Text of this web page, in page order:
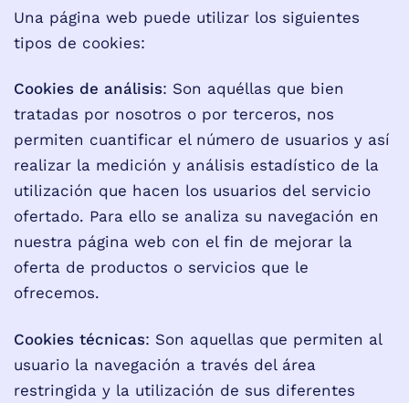
Una página web puede utilizar los siguientes
tipos de cookies:
Cookies de análisis: Son aquéllas que bien
tratadas por nosotros o por terceros, nos
permiten cuantificar el número de usuarios y así
realizar la medición y análisis estadístico de la
utilización que hacen los usuarios del servicio
ofertado. Para ello se analiza su navegación en
nuestra página web con el fin de mejorar la
oferta de productos o servicios que le
ofrecemos.
Cookies técnicas: Son aquellas que permiten al
usuario la navegación a través del área
restringida y la utilización de sus diferentes